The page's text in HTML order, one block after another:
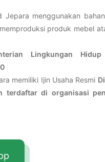
Jepara menggunakan
produk mebel
Lingkungan
memiliki Ijin Usaha Resmi
terdaftar di organisasi